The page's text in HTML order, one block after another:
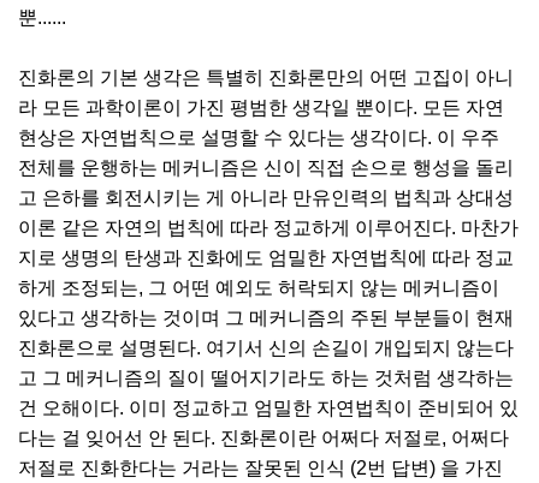
뿐......
진화론의 기본 생각은 특별히 진화론만의 어떤 고집이 아니
라 모든 과학이론이 가진 평범한 생각일 뿐이다. 모든 자연
현상은 자연법칙으로 설명할 수 있다는 생각이다. 이 우주
전체를 운행하는 메커니즘은 신이 직접 손으로 행성을 돌리
고 은하를 회전시키는 게 아니라 만유인력의 법칙과 상대성
이론 같은 자연의 법칙에 따라 정교하게 이루어진다. 마찬가
지로 생명의 탄생과 진화에도 엄밀한 자연법칙에 따라 정교
하게 조정되는, 그 어떤 예외도 허락되지 않는 메커니즘이
있다고 생각하는 것이며 그 메커니즘의 주된 부분들이 현재
진화론으로 설명된다. 여기서 신의 손길이 개입되지 않는다
고 그 메커니즘의 질이 떨어지기라도 하는 것처럼 생각하는
건 오해이다. 이미 정교하고 엄밀한 자연법칙이 준비되어 있
다는 걸 잊어선 안 된다. 진화론이란 어쩌다 저절로, 어쩌다
저절로 진화한다는 거라는 잘못된 인식 (2번 답변) 을 가진